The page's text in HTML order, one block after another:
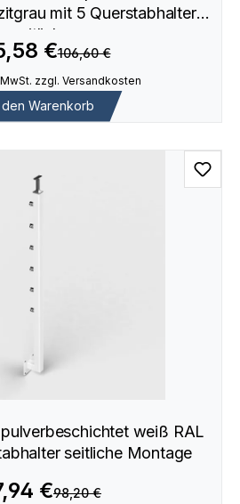
mit 5 Querstabhalter
seitliche
€106,60 €
zzgl. Versandkosten
den Warenkorb
weiß RAL
seitliche Montage
€98,20 €